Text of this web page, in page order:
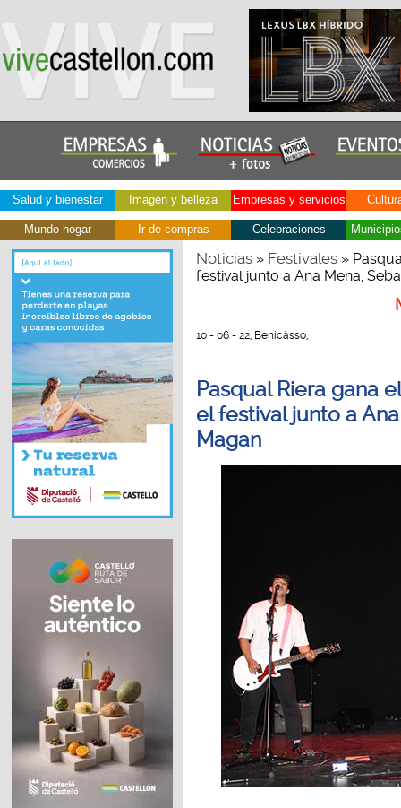
Salud y bienestar Imagen y belleza Empresas y servicios
Mundo hogar Ir de compras Celebraciones
Noticias» Festivales»
festival junto a Ana Mena,
10 - 06 - 22, Benicàsso,
Pasqual Riera gana
el festival junto a
Magan